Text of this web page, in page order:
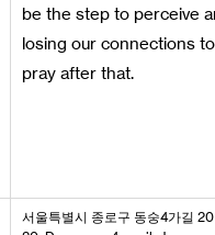
be the step to perceive
losing our connections
pray after that.
서울특별시 종로구 동숭4가길 20